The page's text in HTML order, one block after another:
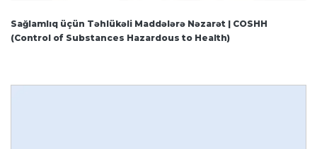
Sağlamlıq üçün Təhlükəli Maddələrə Nəzarət | COSHH
(Control of Substances Hazardous to Health)